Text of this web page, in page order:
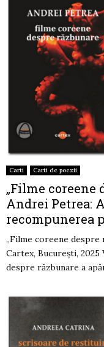
Carti Carti de poezii
„Filme coreene
Andrei Petrea:
recompunerea
„Filme coreene despre
Cartex, București,
despre răzbunare a